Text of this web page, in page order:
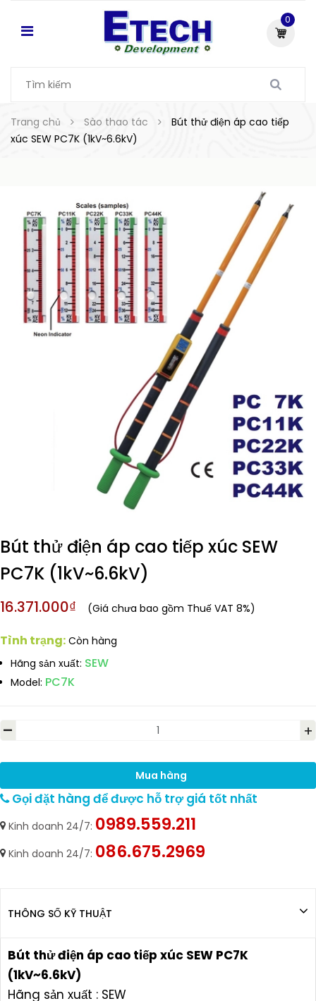
0
Trang chủ Sào thao tác
Bút thử điện áp cao tiếp
xúc SEW PC7K (1kV~6.6kV)
Bút thử điện áp cao tiếp xúc SEW
PC7K (1kV~6.6kV)
16.371.000₫ (Giá chưa bao gồm Thuế VAT 8%)
Tình trạng: Còn hàng
Hãng sản xuất: SEW
Model: PC7K
- +
Mua hàng
Gọi đặt hàng để được hỗ trợ giá tốt nhất
Kinh doanh 24/7: 0989.559.211
Kinh doanh 24/7: 086.675.2969
THÔNG SỐ KỸ THUẬT
​​​​​​​Bút thử điện áp cao tiếp xúc SEW PC7K
(1kV~6.6kV)
Hãng sản xuất : SEW